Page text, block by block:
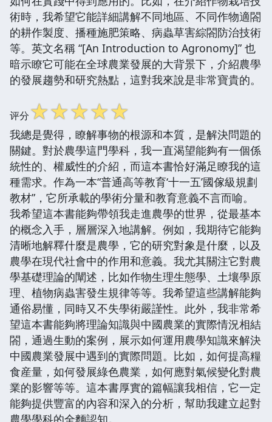
術時，我希望它能詳細講解不同地區、不同作物適閤
的耕作製度、播種施肥策略、病蟲草害綜閤防治技術
等。英文名稱 “[An Introduction to Agronomy]” 也
暗示瞭它可能在全球農業發展的大背景下，介紹農學
的發展趨勢和研究熱點，這對我來說是非常寶貴的。
评分☆☆☆☆☆
我總是覺得，瞭解事物的根源和本質，是解決問題的
關鍵。對於農學這門學科，我一直渴望能夠有一個係
統性的、權威性的介紹，而這本書恰好滿足瞭我的這
種需求。作為一本“普通高等教育‘十一五’國傢級規劃
教材”，它所承載的學術分量和教育意義不言而喻。
我希望這本書能夠帶領我走進農學的世界，從最基本
的概念入手，層層深入地講解。例如，我期待它能夠
清晰地解釋什麼是農學，它的研究對象是什麼，以及
農學在現代社會中的作用和意義。我尤其關注它對農
學基礎理論的闡述，比如作物生理生態學、土壤學原
理、植物病蟲害發生規律等等。我希望這些講解能夠
通俗易懂，同時又不失學術嚴謹性。此外，我非常希
望這本書能夠將理論知識與中國農業的實際情況相結
閤，通過生動的案例，展示如何運用農學知識來解決
中國農業發展中遇到的實際問題。比如，如何提高糧
食産量，如何發展綠色農業，如何應對氣候變化對農
業的影響等等。這本書厚實的篇幅讓我相信，它一定
能夠提供豐富的內容和深入的分析，幫助我建立起對
農學學科的全麵認知。